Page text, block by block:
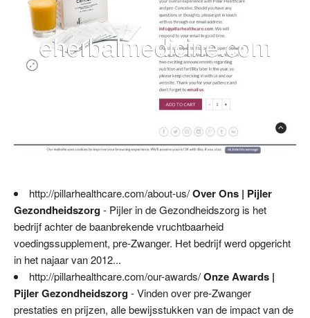
http://pillarhealthcare.com/about-us/Over Ons | Pijler
Gezondheidszorg- Pijler in de Gezondheidszorg is het
bedrijf achter de baanbrekende vruchtbaarheid
voedingssupplement, pre-Zwanger. Het bedrijf werd opgericht
in het najaar van 2012...
http://pillarhealthcare.com/our-awards/Onze Awards |
Pijler Gezondheidszorg- Vinden over pre-Zwanger
prestaties en prijzen, alle bewijsstukken van de impact van de